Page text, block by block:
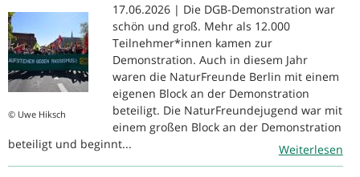
© Uwe Hiksch
17.06.2026 | Die DGB-Demonstration war
schön und groß. Mehr als 12.000
Teilnehmer*innen kamen zur
Demonstration. Auch in diesem Jahr
waren die NaturFreunde Berlin mit einem
eigenen Block an der Demonstration
beteiligt. Die NaturFreundejugend war mit
einem großen Block an der Demonstration
beteiligt und beginnt...
Weiterlesen